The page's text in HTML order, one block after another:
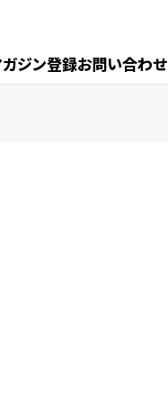
ジン登録お問い合わせ